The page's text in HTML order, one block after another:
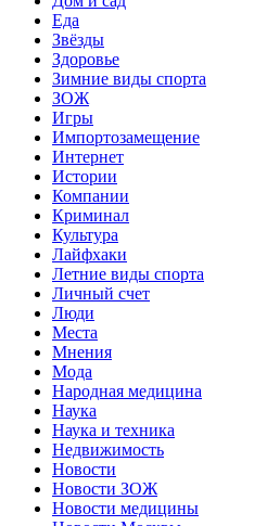
Еда
Звёзды
Здоровье
Зимние виды спорта
ЗОЖ
Игры
Импортозамещение
Интернет
Истории
Компании
Криминал
Культура
Лайфхаки
Летние виды спорта
Личный счет
Люди
Места
Мнения
Мода
Народная медицина
Наука
Наука и техника
Недвижимость
Новости
Новости ЗОЖ
Новости медицины